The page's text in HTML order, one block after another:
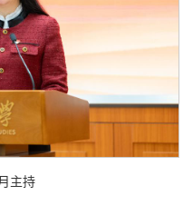
主持